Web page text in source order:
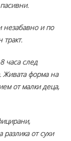
незабавно и по
часа след
Живата форма на
от малки деца,
от сухи